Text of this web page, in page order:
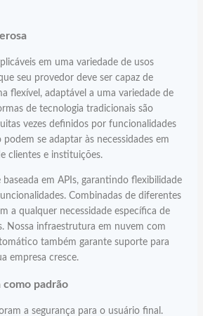
em uma variedade de usos
seu provedor deve ser capaz de
flexível, adaptável a uma variedade de
de tecnologia tradicionais são
vezes definidos por funcionalidades
podem se adaptar às necessidades em
clientes e instituições.
em APIs, garantindo flexibilidade
Combinadas de diferentes
a qualquer necessidade específica de
Nossa infraestrutura em nuvem com
também garante suporte para
empresa cresce.
como padrão
a segurança para o usuário final.